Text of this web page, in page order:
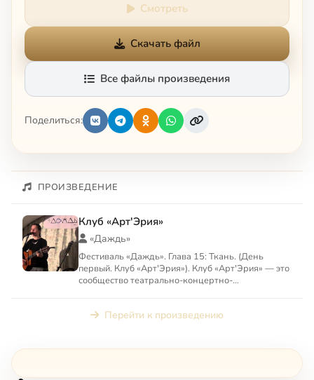
Смотреть
Скачать файл
Все файлы произведения
Поделиться:
ПРОИЗВЕДЕНИЕ
Клуб «Арт'Эрия»
«Даждь»
Фестиваль «Даждь». Глава 15: Ткань. (День
первый. Клуб «Арт'Эрия»). Клуб «Арт'Эрия» — это
сообщество театрально-концертно-
Перейти к произведению